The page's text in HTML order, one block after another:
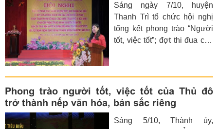
khăn, vướng mắc ngay từ
cơ sở, xây dựng khu dân cư
gắn bó, đoàn kết, giúp nhau
cùng phát triển.
Sáng ngày 7/10, huyện
Thanh Trì tổ chức hội nghị
tổng kết phong trào “Người
tốt, việc tốt”; đợt thi đua cao
Chí Minh; 20 năm TP Hà Nội
được công nhận “Thành phố
vì hòa bình”; 65 năm giải
phóng Thủ đô Hà Nội và
huyện Thanh Trì và tổng kết
Phong trào người tốt, việc tốt của Thủ đô
trở thành nếp văn hóa, bản sắc riêng
Sáng 5/10, Thành ủy,